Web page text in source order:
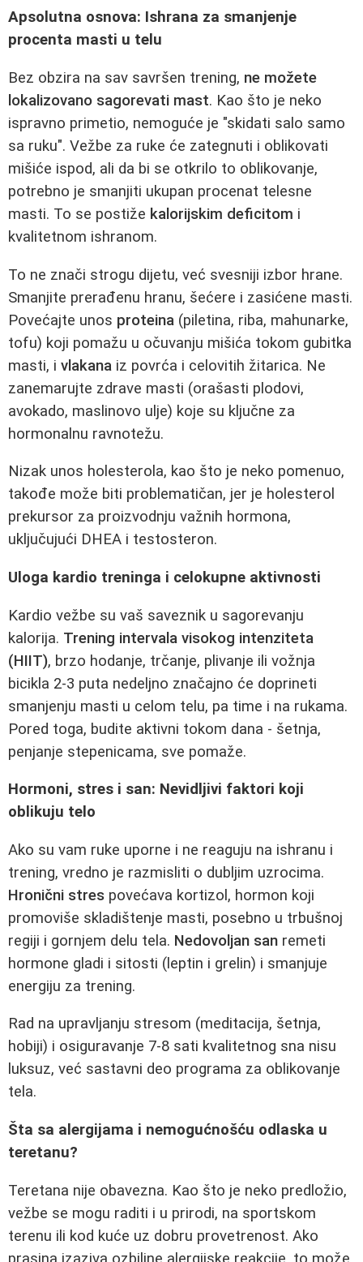
Apsolutna osnova: Ishrana za smanjenje
procenta masti u telu
Bez obzira na sav savršen trening, ne možete
lokalizovano sagorevati mast. Kao što je neko
ispravno primetio, nemoguće je "skidati salo samo
sa ruku". Vežbe za ruke će zategnuti i oblikovati
mišiće ispod, ali da bi se otkrilo to oblikovanje,
potrebno je smanjiti ukupan procenat telesne
masti. To se postiže kalorijskim deficitom i
kvalitetnom ishranom.
To ne znači strogu dijetu, već svesniji izbor hrane.
Smanjite prerađenu hranu, šećere i zasićene masti.
Povećajte unos proteina (piletina, riba, mahunarke,
tofu) koji pomažu u očuvanju mišića tokom gubitka
masti, i vlakana iz povrća i celovitih žitarica. Ne
zanemarujte zdrave masti (orašasti plodovi,
avokado, maslinovo ulje) koje su ključne za
hormonalnu ravnotežu.
Nizak unos holesterola, kao što je neko pomenuo,
takođe može biti problematičan, jer je holesterol
prekursor za proizvodnju važnih hormona,
uključujući DHEA i testosteron.
Uloga kardio treninga i celokupne aktivnosti
Kardio vežbe su vaš saveznik u sagorevanju
kalorija. Trening intervala visokog intenziteta
(HIIT), brzo hodanje, trčanje, plivanje ili vožnja
bicikla 2-3 puta nedeljno značajno će doprineti
smanjenju masti u celom telu, pa time i na rukama.
Pored toga, budite aktivni tokom dana - šetnja,
penjanje stepenicama, sve pomaže.
Hormoni, stres i san: Nevidljivi faktori koji
oblikuju telo
Ako su vam ruke uporne i ne reaguju na ishranu i
trening, vredno je razmisliti o dubljim uzrocima.
Hronični stres povećava kortizol, hormon koji
promoviše skladištenje masti, posebno u trbušnoj
regiji i gornjem delu tela. Nedovoljan san remeti
hormone gladi i sitosti (leptin i grelin) i smanjuje
energiju za trening.
Rad na upravljanju stresom (meditacija, šetnja,
hobiji) i osiguravanje 7-8 sati kvalitetnog sna nisu
luksuz, već sastavni deo programa za oblikovanje
tela.
Šta sa alergijama i nemogućnošću odlaska u
teretanu?
Teretana nije obavezna. Kao što je neko predložio,
vežbe se mogu raditi i u prirodi, na sportskom
terenu ili kod kuće uz dobru provetrenost. Ako